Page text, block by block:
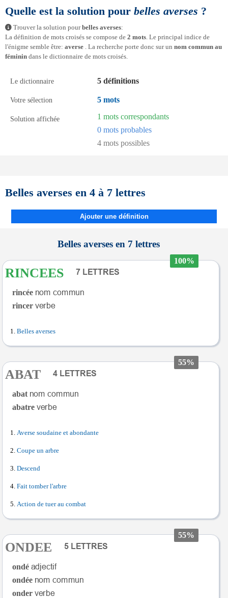
Quelle est la solution pour belles averses ?
Trouver la solution pourbelles averses:
La définition de mots croisés se compose de 2 mots. Le principal indice de
l'énigme semble être: averse . La recherche porte donc sur un nom commun au
féminin dans le dictionnaire de mots croisés.
Le dictionnaire 5 définitions
Votre sélection 5 mots
Solution affichée
1 mots correspondants
0 mots probables
4 mots possibles
Belles averses en 4 à 7 lettres
Ajouter une définition
Belles averses en 7 lettres
100%
RINCEES
rincée
rincer
Belles averses
55%
ABAT
abat
abatre
Averse soudaine et abondante
Coupe un arbre
Descend
Fait tomber l'arbre
Action de tuer au combat
55%
ONDEE
ondé
ondée
onder